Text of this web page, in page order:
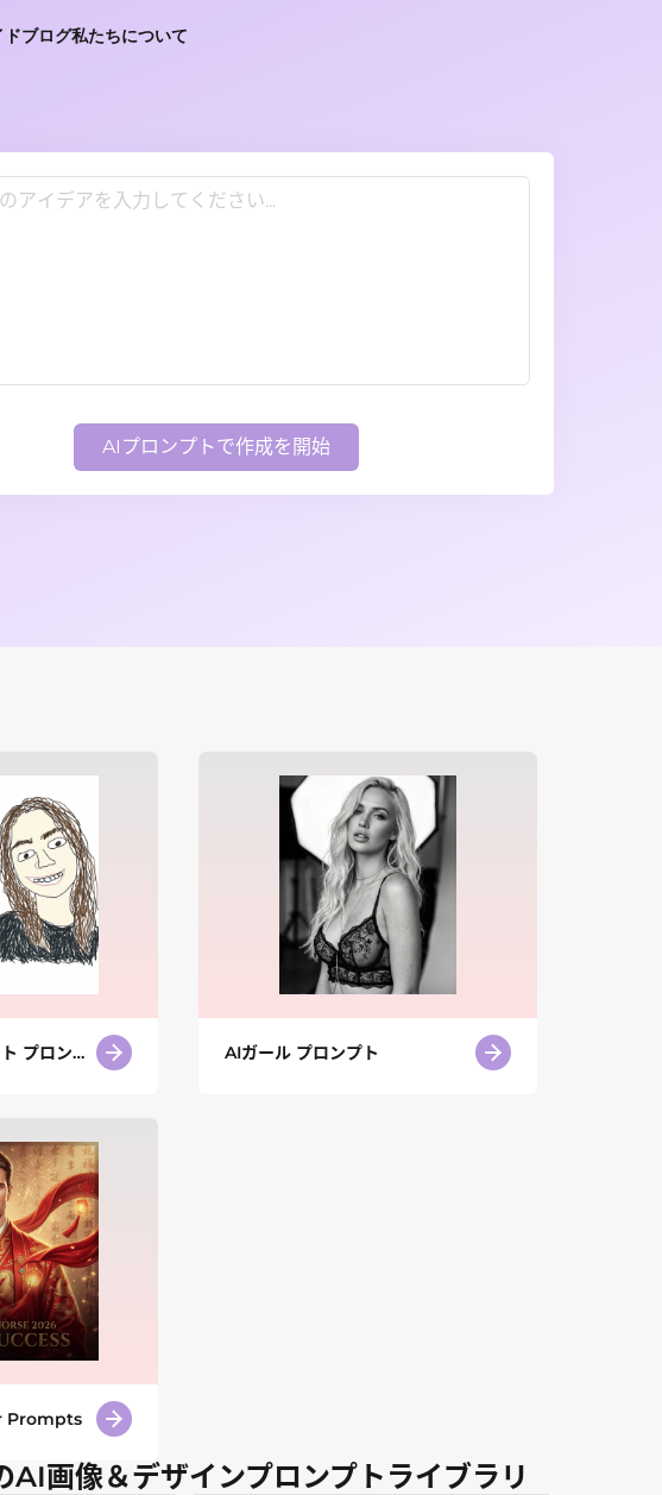
ドブログ私たちについて
AIプロンプトで作成を開始
プロンプ
AIガール プロンプト
Prompts
画像＆デザインプロンプトライブラリ